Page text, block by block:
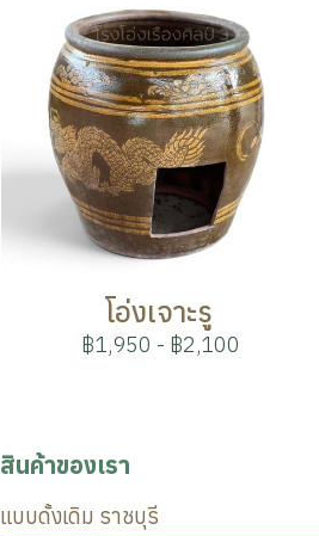
โอ่งเจาะรู
฿1,950 - ฿2,100
สินค้าของเรา
แบบดั้งเดิม ราชบุรี